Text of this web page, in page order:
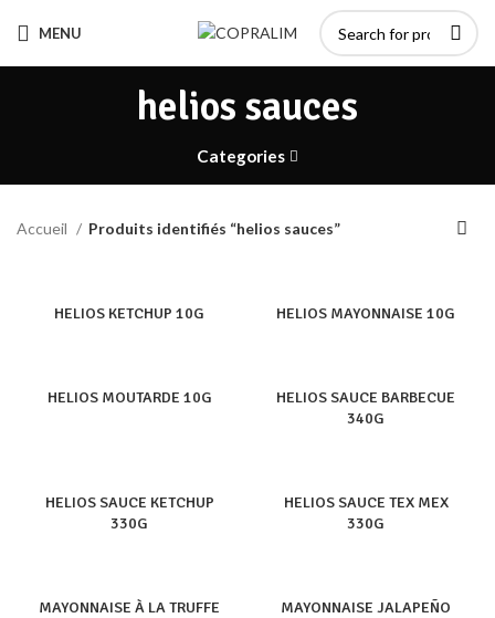
MENU
helios sauces
Categories
Accueil Produits identifiés “helios sauces”
HELIOS KETCHUP 10G HELIOS MAYONNAISE 10G
HELIOS MOUTARDE 10G
HELIOS SAUCE BARBECUE
340G
HELIOS SAUCE KETCHUP
330G
HELIOS SAUCE TEX MEX
330G
MAYONNAISE À LA TRUFFE
MAYONNAISE JALAPEÑO